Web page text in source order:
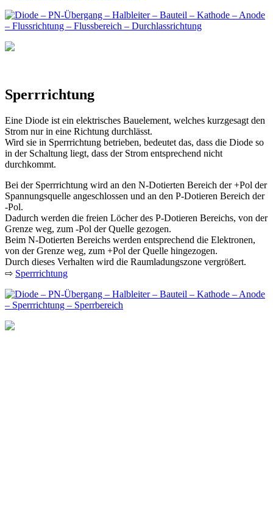
Sperrrichtung
Eine Diode ist ein elektrisches Bauelement, welches kurzgesagt den
Strom nur in eine Richtung durchlässt.
Wird sie in Sperrrichtung betrieben, bedeutet das, dass die Diode so
in der Schaltung liegt, dass der Strom entsprechend nicht
durchkommt.
Bei der Sperrrichtung wird an den N-Dotierten Bereich der +Pol der
Spannungsquelle angeschlossen und an den P-Dotieren Bereich der
-Pol.
Dadurch werden die freien Löcher des P-Dotieren Bereichs, von der
Grenze weg, zum -Pol der Quelle gezogen.
Beim N-Dotierten Bereichs werden entsprechend die Elektronen,
von der Grenze weg, zum +Pol der Quelle hingezogen.
Durch dieses Verhalten wird die Raumladungszone vergrößert.
⇨ Sperrrichtung